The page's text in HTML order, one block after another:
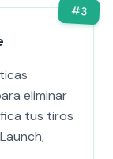
#3
eliminar
tus tiros